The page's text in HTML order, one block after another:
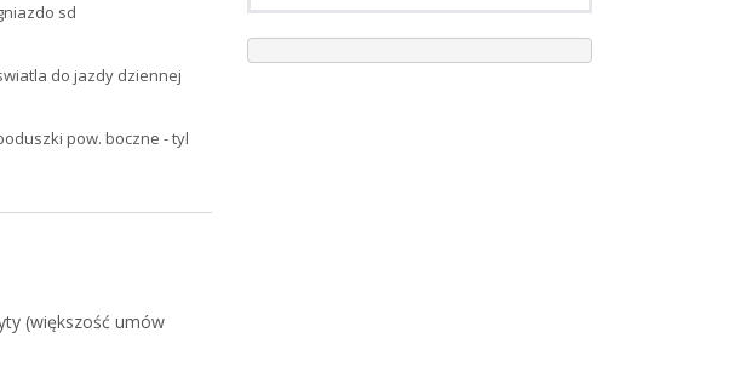
sd
do jazdy dziennej
pow. boczne - tyl
(większość umów